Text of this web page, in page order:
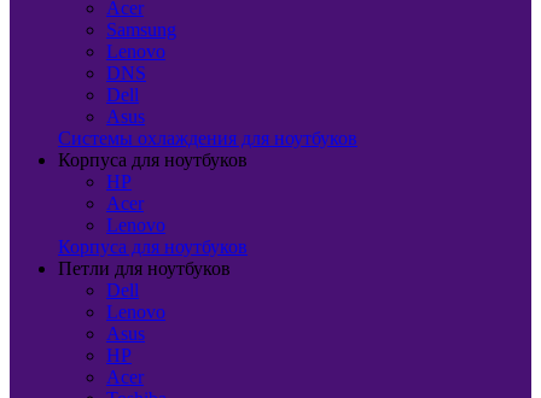
Acer
Samsung
Lenovo
DNS
Dell
Asus
Системы охлаждения для ноутбуков
Корпуса для ноутбуков
HP
Acer
Lenovo
Корпуса для ноутбуков
Петли для ноутбуков
Dell
Lenovo
Asus
HP
Acer